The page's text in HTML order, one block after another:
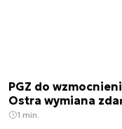
PGZ do
Ostra wymiana
1 min.